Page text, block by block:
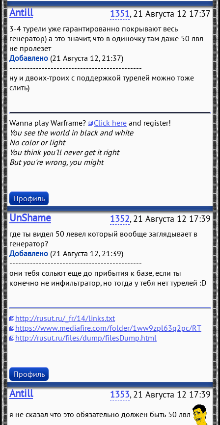
Antill 1351, 21 Августа 12 17:37
3-4 турели уже гарантированно покрывают весь
генератор) а это значит, что в одиночку там даже 50 лвл
не пролезет
Добавлено (21 Августа 12, 21:37)
---------------------------------------------
ну и двоих-троих с поддержкой турелей можно тоже
слить)
Wanna play Warframe? Click here and register!
You see the world in black and white
No color or light
You think you'll never get it right
But you're wrong, you might
Профиль
UnShame 1352, 21 Августа 12 17:39
где ты видел 50 левел который вообще заглядывает в
генератор?
Добавлено (21 Августа 12, 21:39)
---------------------------------------------
они тебя сольют еще до прибытия к базе, если ты
конечно не инфильтратор, но тогда у тебя нет турелей :D
http://rusut.ru/_fr/14/links.txt
https://www.mediafire.com/folder/1ww9zpl63q2pc/RT
http://rusut.ru/files/dump/filesDump.html
Профиль
Antill 1353, 21 Августа 12 17:39
я не сказал что это обязательно должен быть 50 лвл